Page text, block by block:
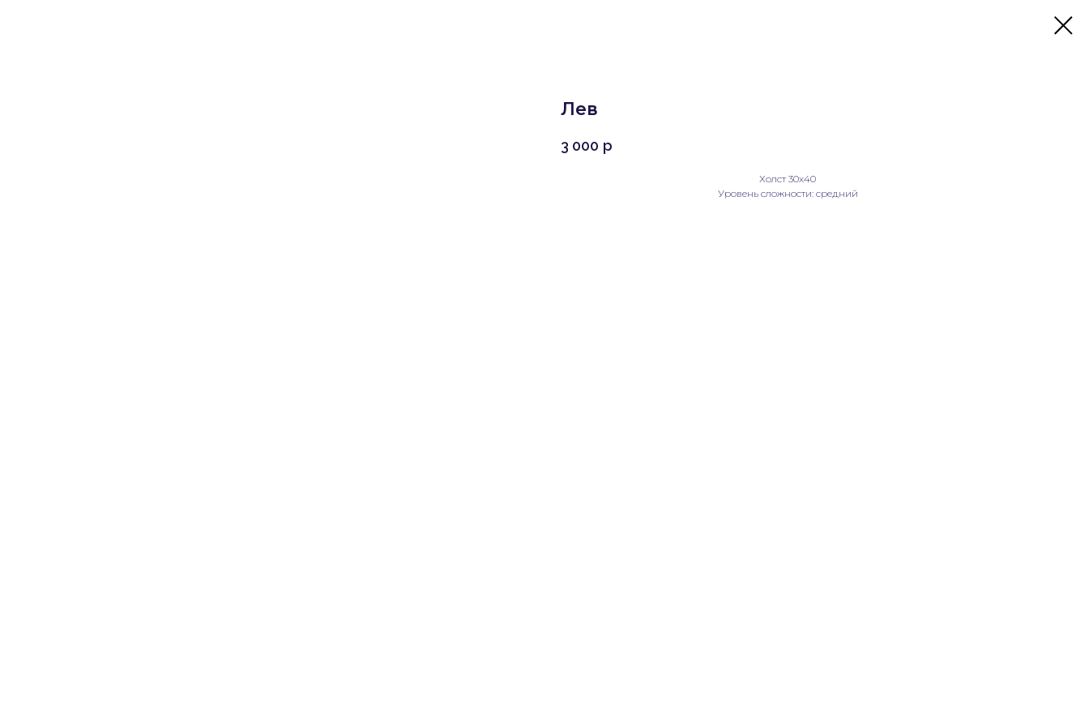
Лев
3 000 р
Холст 30х40
Уровень сложности: средний